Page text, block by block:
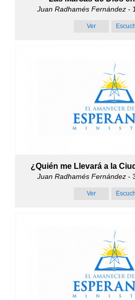
Juan Radhamés Fernández -
Ver
¿Quién me Llevará a la
Juan Radhamés Fernández -
Ver